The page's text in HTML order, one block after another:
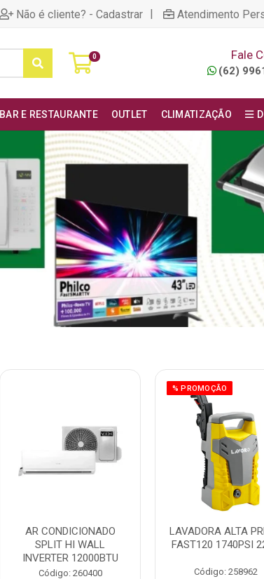
Não é cliente? - Cadastrar | Atendimento
0 Fale
(62)
BAR E RESTAURANTE OUTLET CLIMATIZAÇÃO
AR CONDICIONADO
SPLIT HI WALL
INVERTER 12000BTU
Código: 260400
% PROMOÇÃO
LAVADORA ALTA
FAST120 1740PSI
Código: 258962